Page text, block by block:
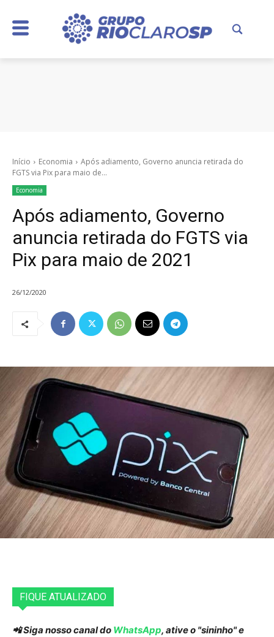
Início Economia
Após adiamento, Governo anuncia retirada do
FGTS via Pix para maio de...
Economia
Após adiamento, Governo
anuncia retirada do FGTS via
Pix para maio de 2021
26/12/2020
FIQUE ATUALIZADO
📲 Siga nosso canal do WhatsApp, ative o "sininho" e